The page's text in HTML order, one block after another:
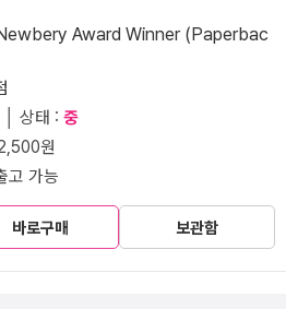
Award Winner (Paperbac
상태 : 중
원
고 가능
바로구매 보관함